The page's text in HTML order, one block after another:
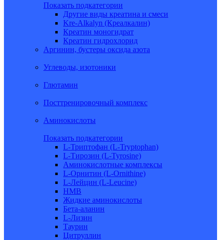
Показать подкатегории
Другие виды креатина и смеси
Kre-Alkalyn (Креалкалин)
Креатин моногидрат
Креатин гидрохлорид
Аргинин, бустеры оксида азота
Углеводы, изотоники
Глютамин
Посттренировочный комплекс
Аминокислоты
Показать подкатегории
L-Триптофан (L-Tryptophan)
L-Тирозин (L-Tyrosine)
Аминокислотные комплексы
L-Орнитин (L-Ornithine)
L-Лейцин (L-Leucine)
HMB
Жидкие аминокислоты
Бета-аланин
L-Лизин
Таурин
Цитруллин